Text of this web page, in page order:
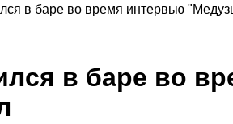
в баре во время интервью
в баре во